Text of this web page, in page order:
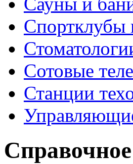
Спортклубы
Сотовые
Станции
Справочное